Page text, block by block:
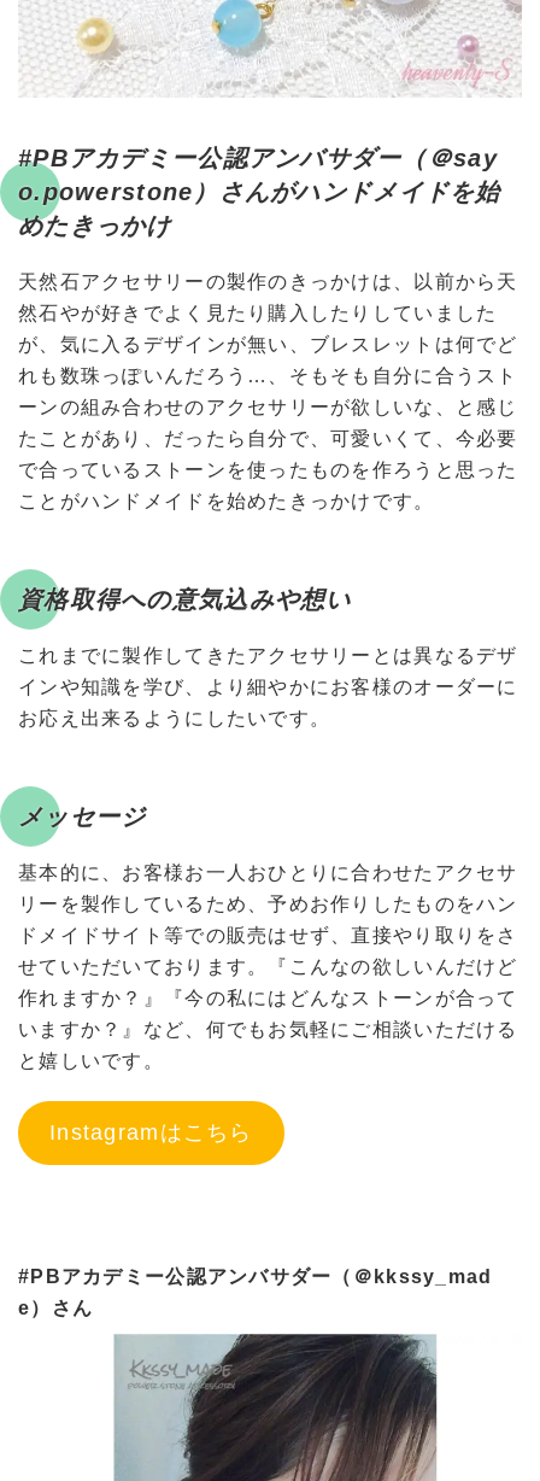
#PBアカデミー公認アンバサダー（＠say
o.powerstone）さんがハンドメイドを始
めたきっかけ
天然石アクセサリーの製作のきっかけは、以前から天
然石やが好きでよく見たり購入したりしていました
が、気に入るデザインが無い、ブレスレットは何でど
れも数珠っぽいんだろう…、そもそも自分に合うスト
ーンの組み合わせのアクセサリーが欲しいな、と感じ
たことがあり、だったら自分で、可愛いくて、今必要
で合っているストーンを使ったものを作ろうと思った
ことがハンドメイドを始めたきっかけです。
資格取得への意気込みや想い
これまでに製作してきたアクセサリーとは異なるデザ
インや知識を学び、より細やかにお客様のオーダーに
お応え出来るようにしたいです。
メッセージ
基本的に、お客様お一人おひとりに合わせたアクセサ
リーを製作しているため、予めお作りしたものをハン
ドメイドサイト等での販売はせず、直接やり取りをさ
せていただいております。『こんなの欲しいんだけど
作れますか？』『今の私にはどんなストーンが合って
いますか？』など、何でもお気軽にご相談いただける
と嬉しいです。
Instagramはこちら
#PBアカデミー公認アンバサダー（＠kkssy_mad
e）さん